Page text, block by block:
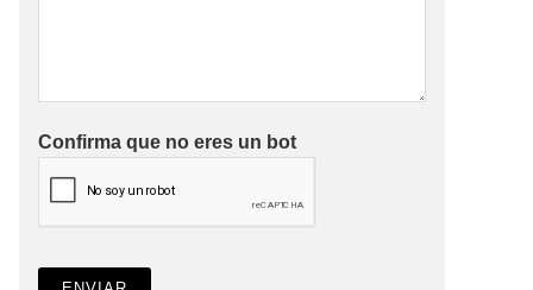
Confirma que no eres un bot